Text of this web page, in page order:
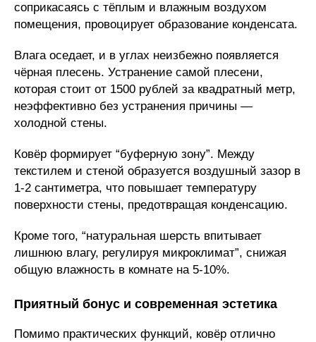
соприкасаясь с тёплым и влажным воздухом
помещения, провоцирует образование конденсата.
Влага оседает, и в углах неизбежно появляется
чёрная плесень. Устранение самой плесени,
которая стоит от 1500 рублей за квадратный метр,
неэффективно без устранения причины —
холодной стены.
Ковёр формирует “буферную зону”. Между
текстилем и стеной образуется воздушный зазор в
1-2 сантиметра, что повышает температуру
поверхности стены, предотвращая конденсацию.
Кроме того, “натуральная шерсть впитывает
лишнюю влагу, регулируя микроклимат”, снижая
общую влажность в комнате на 5-10%.
Приятный бонус и современная эстетика
Помимо практических функций, ковёр отлично